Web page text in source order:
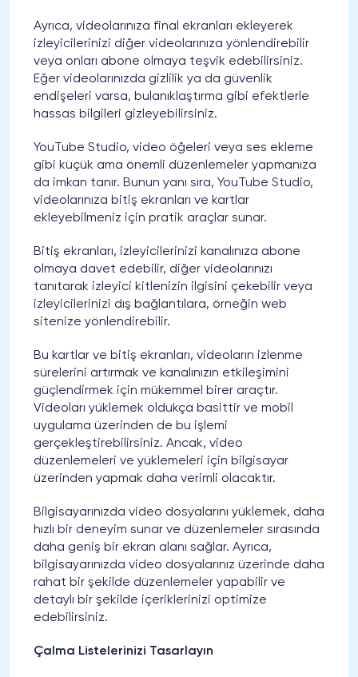
Ayrıca, videolarınıza final ekranları ekleyerek
izleyicilerinizi diğer videolarınıza yönlendirebilir
veya onları abone olmaya teşvik edebilirsiniz.
Eğer videolarınızda gizlilik ya da güvenlik
endişeleri varsa, bulanıklaştırma gibi efektlerle
hassas bilgileri gizleyebilirsiniz.
YouTube Studio, video öğeleri veya ses ekleme
gibi küçük ama önemli düzenlemeler yapmanıza
da imkan tanır. Bunun yanı sıra, YouTube Studio,
videolarınıza bitiş ekranları ve kartlar
ekleyebilmeniz için pratik araçlar sunar.
Bitiş ekranları, izleyicilerinizi kanalınıza abone
olmaya davet edebilir, diğer videolarınızı
tanıtarak izleyici kitlenizin ilgisini çekebilir veya
izleyicilerinizi dış bağlantılara, örneğin web
sitenize yönlendirebilir.
Bu kartlar ve bitiş ekranları, videoların izlenme
sürelerini artırmak ve kanalınızın etkileşimini
güçlendirmek için mükemmel birer araçtır.
Videoları yüklemek oldukça basittir ve mobil
uygulama üzerinden de bu işlemi
gerçekleştirebilirsiniz. Ancak, video
düzenlemeleri ve yüklemeleri için bilgisayar
üzerinden yapmak daha verimli olacaktır.
Bilgisayarınızda video dosyalarını yüklemek, daha
hızlı bir deneyim sunar ve düzenlemeler sırasında
daha geniş bir ekran alanı sağlar. Ayrıca,
bilgisayarınızda video dosyalarınız üzerinde daha
rahat bir şekilde düzenlemeler yapabilir ve
detaylı bir şekilde içeriklerinizi optimize
edebilirsiniz.
Çalma Listelerinizi Tasarlayın